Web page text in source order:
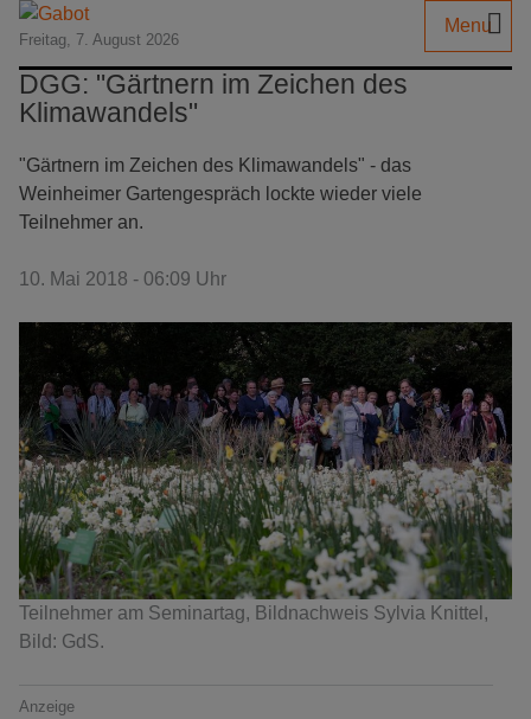
Freitag, 7. August 2026
Menu
DGG: "Gärtnern im Zeichen des
Klimawandels"
"Gärtnern im Zeichen des Klimawandels" - das
Weinheimer Gartengespräch lockte wieder viele
Teilnehmer an.
10. Mai 2018 - 06:09 Uhr
Teilnehmer am Seminartag, Bildnachweis Sylvia Knittel,
Bild: GdS.
Anzeige